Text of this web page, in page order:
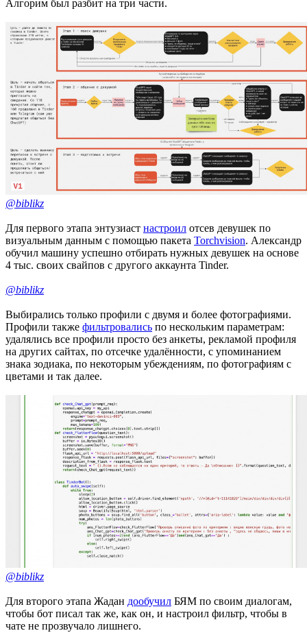
Алгорим был разбит на три части.
@biblikz
Для первого этапа энтузиаст настроил отсев девушек по
визуальным данным с помощью пакета Torchvision. Александр
обучил машину успешно отбирать нужных девушек на основе
4 тыс. своих свайпов с другого аккаунта Tinder.
@biblikz
Выбирались только профили с двумя и более фотографиями.
Профили также фильтровались по нескольким параметрам:
удалялись все профили просто без анкеты, рекламой профиля
на других сайтах, по отсечке удалённости, с упоминанием
знака зодиака, по некоторым убеждениям, по фотографиям с
цветами и так далее.
@biblikz
Для второго этапа Жадан дообучил БЯМ по своим диалогам,
чтобы бот писал так же, как он, и настроил фильтр, чтобы в
чате не прозвучало лишнего.